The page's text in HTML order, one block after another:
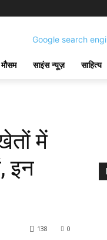
मौसम साइंस न्यूज़ साहित्य
में
इन
0
138